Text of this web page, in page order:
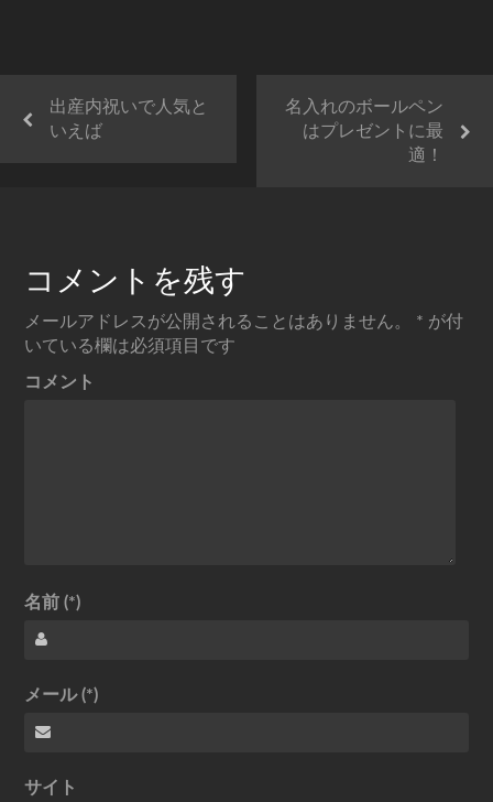
出産内祝いで人気と
いえば
名入れのボールペン
はプレゼントに最
適！
コメントを残す
メールアドレスが公開されることはありません。 * が付
いている欄は必須項目です
コメント
名前 (*)
メール (*)
サイト